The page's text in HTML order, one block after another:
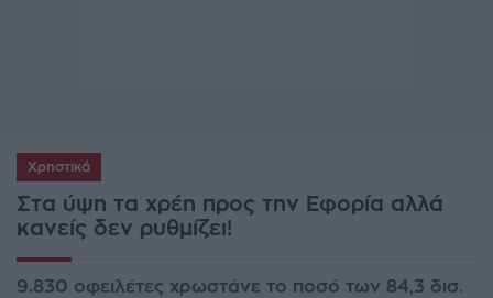
Χρηστικά
Στα ύψη τα χρέη προς την Εφορία αλλά
κανείς δεν ρυθμίζει!
9.830 οφειλέτες χρωστάνε το ποσό των 84,3 δισ.